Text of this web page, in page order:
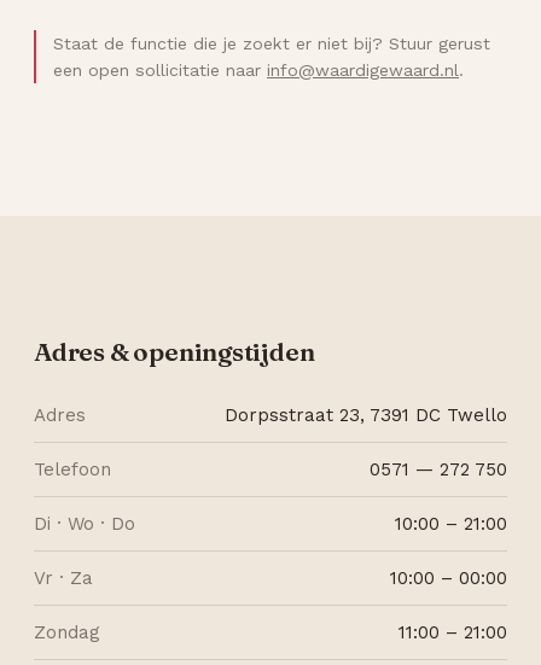
Staat de functie die je zoekt er niet bij? Stuur gerust
een open sollicitatie naar info@waardigewaard.nl.
Adres & openingstijden
Adres Dorpsstraat 23, 7391 DC Twello
Telefoon 0571 — 272 750
Di · Wo · Do 10:00 – 21:00
Vr · Za 10:00 – 00:00
Zondag 11:00 – 21:00